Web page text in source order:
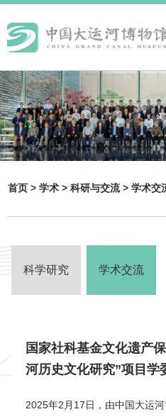
首页 >学术 >科研与交流 >学术交
科学研究 学术交流
国家社科基金文化遗产
河历史文化研究”项目学
2025年2月17日，由中国大运